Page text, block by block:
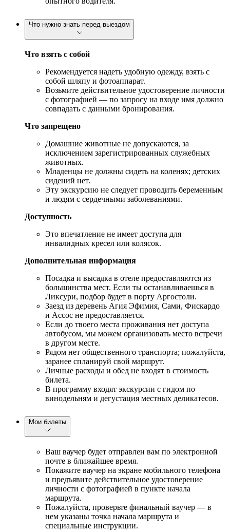
Что нужно знать перед выездом
Что взять с собой
Рекомендуется надеть удобную одежду, взять с
собой шляпу и фотоаппарат.
Возьмите действительное удостоверение личности
с фотографией — по запросу на входе имя должно
совпадать с данными бронирования.
Что запрещено
Домашние животные не допускаются, за
исключением зарегистрированных служебных
животных.
Младенцы не должны сидеть на коленях; детских
сидений нет.
Эту экскурсию не следует проводить беременным
и людям с сердечными заболеваниями.
Доступность
Это впечатление не имеет доступа для
инвалидных кресел или колясок.
Дополнительная информация
Посадка и высадка в отеле предоставляются из
большинства мест. Если ты останавливаешься в
Ликсури, подбор будет в порту Аргостоли.
Заезд из деревень Агия Эфимия, Сами, Фискардо
и Ассос не предоставляется.
Если до твоего места проживания нет доступа
автобусом, мы можем организовать место встречи
в другом месте.
Рядом нет общественного транспорта; пожалуйста,
заранее спланируй свой маршрут.
Личные расходы и обед не входят в стоимость
билета.
В программу входят экскурсии с гидом по
винодельням и дегустация местных деликатесов.
Мои билеты
Ваш ваучер будет отправлен вам по электронной
почте в ближайшее время.
Покажите ваучер на экране мобильного телефона
и предъявите действительное удостоверение
личности с фотографией в пункте начала
маршрута.
Пожалуйста, проверьте финальный ваучер — в
нем указаны точка начала маршрута и
специальные инструкции.